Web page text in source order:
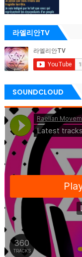
라엘리안TV
SOUNDCLOUD